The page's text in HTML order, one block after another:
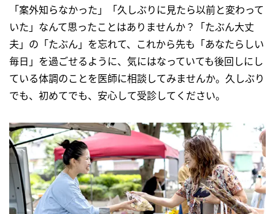
「案外知らなかった」「久しぶりに見たら以前と変わって
いた」なんて思ったことはありませんか？「たぶん大丈
夫」の「たぶん」を忘れて、これから先も「あなたらしい
毎日」を過ごせるように、気にはなっていても後回しにし
ている体調のことを医師に相談してみませんか。久しぶり
でも、初めてでも、安心して受診してください。